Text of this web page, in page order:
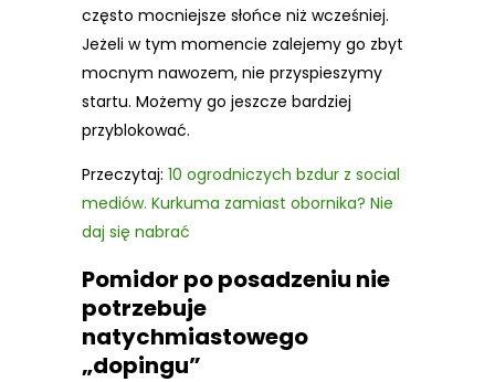
często mocniejsze słońce niż wcześniej.
Jeżeli w tym momencie zalejemy go zbyt
mocnym nawozem, nie przyspieszymy
startu. Możemy go jeszcze bardziej
przyblokować.
Przeczytaj: 10 ogrodniczych bzdur z social
mediów. Kurkuma zamiast obornika? Nie
daj się nabrać
Pomidor po posadzeniu nie
potrzebuje
natychmiastowego
„dopingu”